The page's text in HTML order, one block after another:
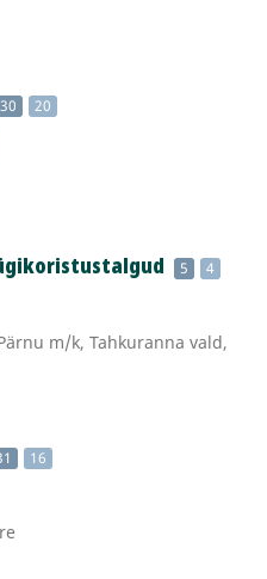
30 20
5 4
m/k, Tahkuranna vald,
16